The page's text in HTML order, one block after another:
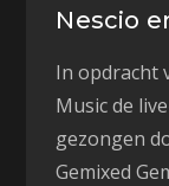
Nescio
In opdracht
Music de
gezongen
Gemixed